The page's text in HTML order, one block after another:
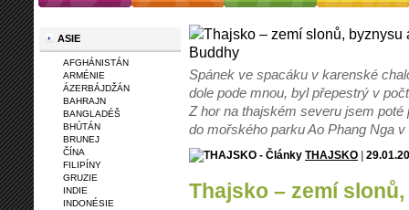
Spánek ve spacáku v karenské
dole pode mnou, byl přepestrý v
Z hor na thajském severu jsem
do mořského parku Ao Phang Nga
THAJSKO |
Thajsko – zemí
ASIE
AFGHÁNISTÁN
ARMÉNIE
ÁZERBÁJDŽÁN
BAHRAJN
BANGLADÉŠ
BHÚTÁN
BRUNEJ
ČÍNA
FILIPÍNY
GRUZIE
INDIE
INDONÉSIE